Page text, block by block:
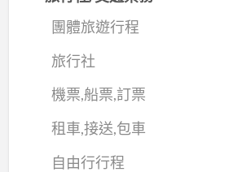
採茶媽媽露營區 雲海 觀星 大自然
https://
ID:@tmama1468
團體旅遊行程
旅行社
機票,船票,訂票
租車,接送,包車
自由行行程